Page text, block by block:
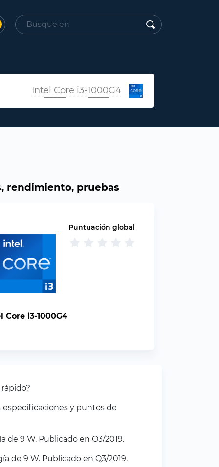
Intel Core i3-1000G4
rendimiento, pruebas
Puntuación global
Core i3-1000G4
especificaciones y puntos de
de 9 W. Publicado en Q3/2019.
de 9 W. Publicado en Q3/2019.